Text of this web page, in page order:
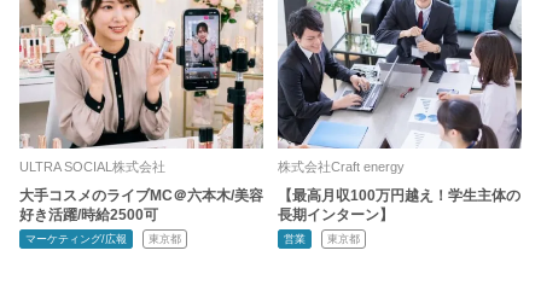
ULTRA SOCIAL株式会社
大手コスメのライブMC＠六本木/美容
好き活躍/時給2500可
マーケティング/広報 東京都
株式会社Craft energy
【最高月収100万円越え！学生主体の
長期インターン】
営業 東京都